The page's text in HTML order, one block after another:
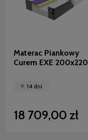
Materac Piankowy
Curem EXE 200x220
14 dni
18 709,00 zł